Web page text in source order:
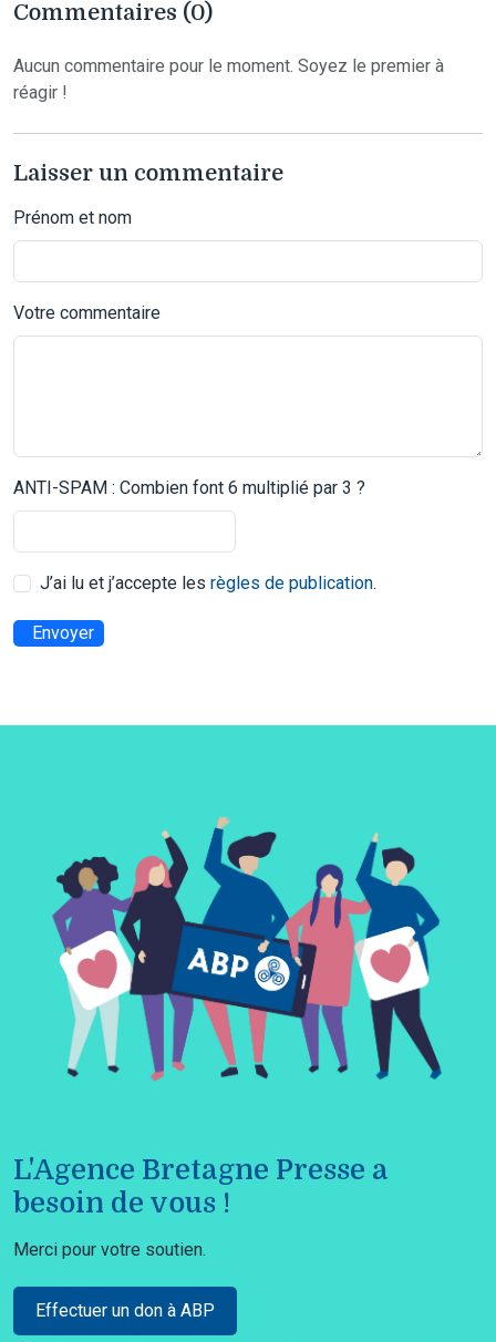
Commentaires (0)
Aucun commentaire pour le moment. Soyez le premier à
réagir !
Laisser un commentaire
Prénom et nom
Votre commentaire
ANTI-SPAM : Combien font 6 multiplié par 3 ?
J’ai lu et j’accepte les règles de publication.
Envoyer
L'Agence Bretagne Presse a
besoin de vous !
Merci pour votre soutien.
Effectuer un don à ABP